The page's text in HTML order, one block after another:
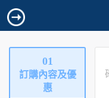
01
訂購內容及優
惠